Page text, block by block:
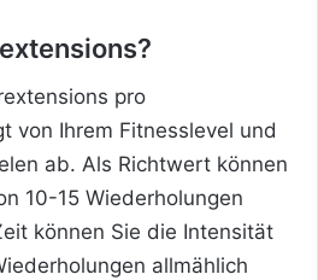
pro
von Ihrem Fitnesslevel und
ab. Als Richtwert können
10-15 Wiederholungen
können Sie die Intensität
allmählich